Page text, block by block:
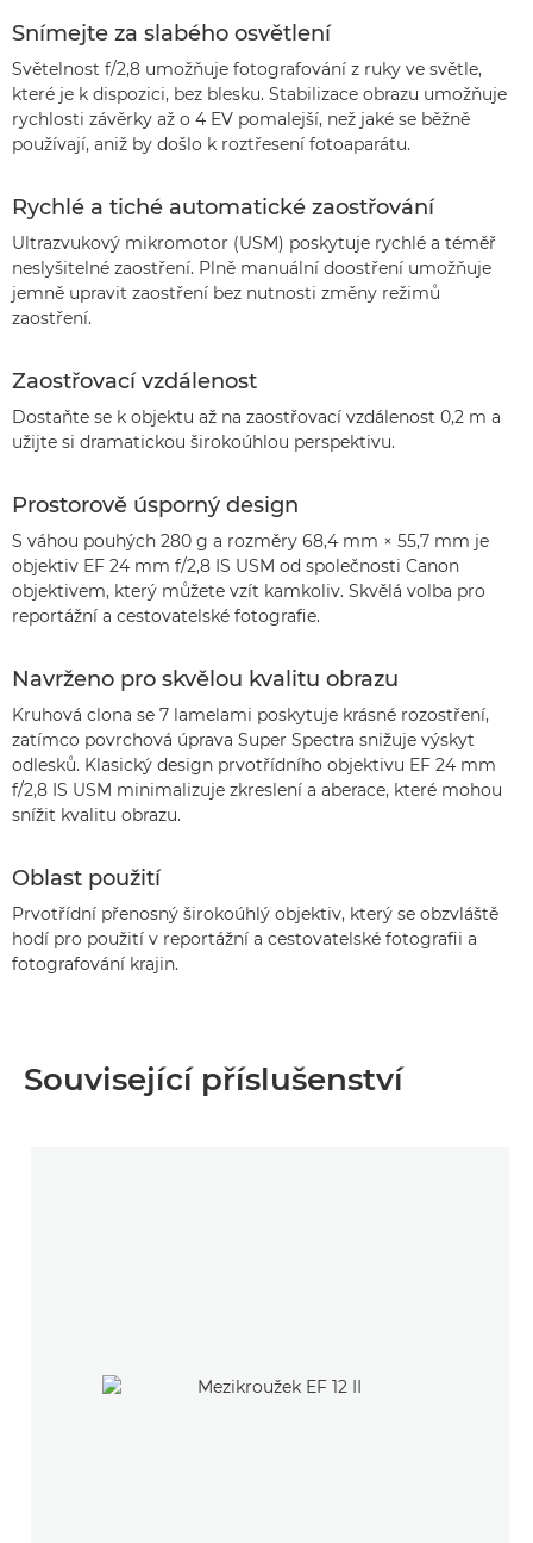
Snímejte za slabého osvětlení
Světelnost f/2,8 umožňuje fotografování z ruky ve světle,
které je k dispozici, bez blesku. Stabilizace obrazu umožňuje
rychlosti závěrky až o 4 EV pomalejší, než jaké se běžně
používají, aniž by došlo k roztřesení fotoaparátu.
Rychlé a tiché automatické zaostřování
Ultrazvukový mikromotor (USM) poskytuje rychlé a téměř
neslyšitelné zaostření. Plně manuální doostření umožňuje
jemně upravit zaostření bez nutnosti změny režimů
zaostření.
Zaostřovací vzdálenost
Dostaňte se k objektu až na zaostřovací vzdálenost 0,2 m a
užijte si dramatickou širokoúhlou perspektivu.
Prostorově úsporný design
S váhou pouhých 280 g a rozměry 68,4 mm × 55,7 mm je
objektiv EF 24 mm f/2,8 IS USM od společnosti Canon
objektivem, který můžete vzít kamkoliv. Skvělá volba pro
reportážní a cestovatelské fotografie.
Navrženo pro skvělou kvalitu obrazu
Kruhová clona se 7 lamelami poskytuje krásné rozostření,
zatímco povrchová úprava Super Spectra snižuje výskyt
odlesků. Klasický design prvotřídního objektivu EF 24 mm
f/2,8 IS USM minimalizuje zkreslení a aberace, které mohou
snížit kvalitu obrazu.
Oblast použití
Prvotřídní přenosný širokoúhlý objektiv, který se obzvláště
hodí pro použití v reportážní a cestovatelské fotografii a
fotografování krajin.
Související příslušenství